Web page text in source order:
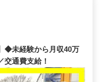
◆未経験から月収40万
交通費支給！